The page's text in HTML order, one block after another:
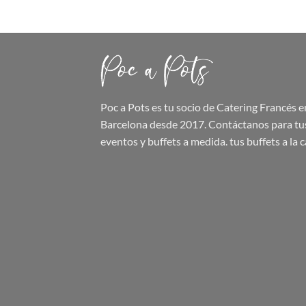
Poc a Potses tu socio de Catering Francés
Barcelona desde 2017. Contáctanos para
eventos y buffets a medida.tus buffetsa la